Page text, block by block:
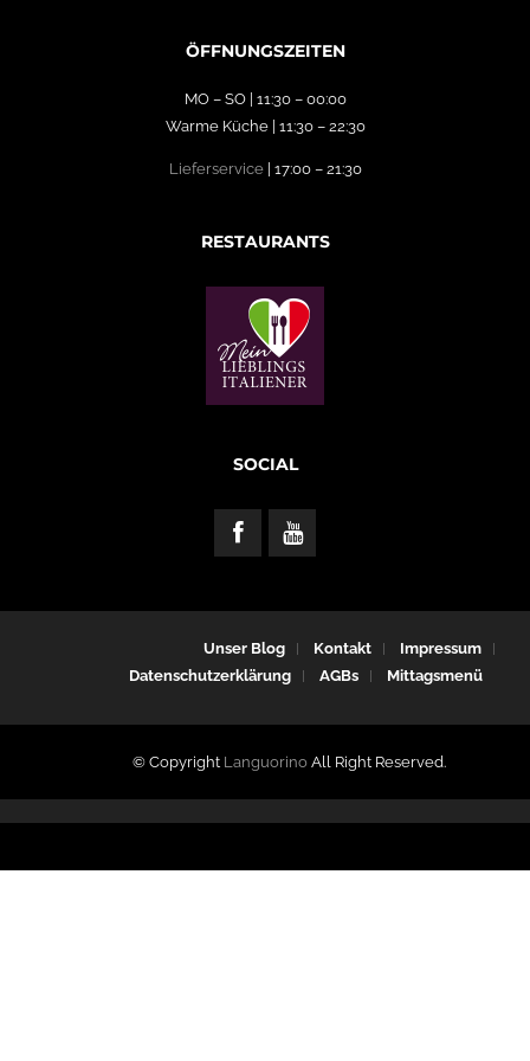
ÖFFNUNGSZEITEN
MO – SO | 11:30 – 00:00
Warme Küche | 11:30 – 22:30
Lieferservice| 17:00 – 21:30
RESTAURANTS
SOCIAL
Unser Blog Kontakt
Impressum
Datenschutzerklärung
AGBs Mittagsmenü
© Copyright LanguorinoAll Right Reserved.